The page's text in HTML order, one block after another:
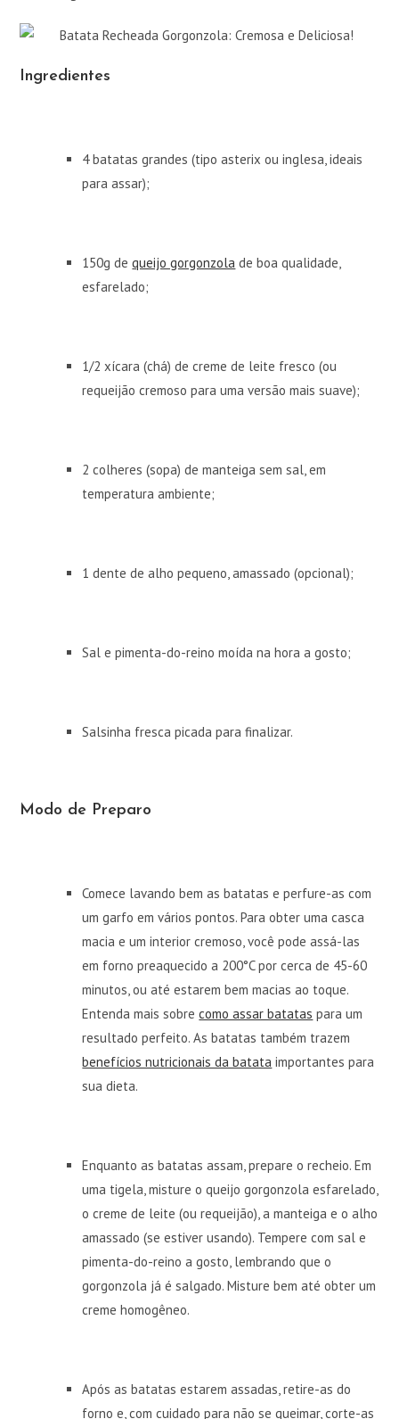
Ingredientes
4 batatas grandes (tipo asterix ou inglesa, ideais
para assar);
150g dequeijo gorgonzola de boa qualidade,
esfarelado;
1/2 xícara (chá) de creme de leite fresco (ou
requeijão cremoso para uma versão mais suave);
2 colheres (sopa) de manteiga sem sal, em
temperatura ambiente;
1 dente de alho pequeno, amassado (opcional);
Sal e pimenta-do-reino moída na hora a gosto;
Salsinha fresca picada para finalizar.
Modo de Preparo
Comece lavando bem as batatas e perfure-as com
um garfo em vários pontos. Para obter uma casca
macia e um interior cremoso, você pode assá-las
em forno preaquecido a 200°C por cerca de 45-60
minutos, ou até estarem bem macias ao toque.
Entenda mais sobrecomo assar batatas para um
resultado perfeito. As batatas também trazem
benefícios nutricionais da batata importantes para
sua dieta.
Enquanto as batatas assam, prepare o recheio. Em
uma tigela, misture o queijo gorgonzola esfarelado,
o creme de leite (ou requeijão), a manteiga e o alho
amassado (se estiver usando). Tempere com sal e
pimenta-do-reino a gosto, lembrando que o
gorgonzola já é salgado. Misture bem até obter um
creme homogêneo.
Após as batatas estarem assadas, retire-as do
forno e, com cuidado para não se queimar, corte-as